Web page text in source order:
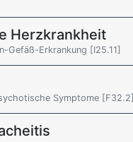
Herzkrankheit
Gefäß-Erkrankung [I25.11]
Symptome [F32.2]